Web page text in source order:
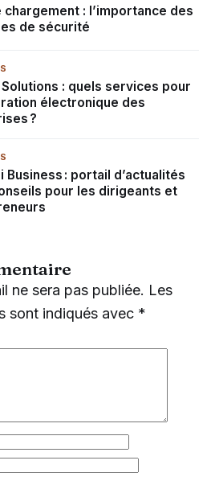
chargement : l’importance des
de sécurité
Solutions : quels services pour
électronique des
?
Business : portail d’actualités
pour les dirigeants et
ne sera pas publiée. Les
sont indiqués avec *